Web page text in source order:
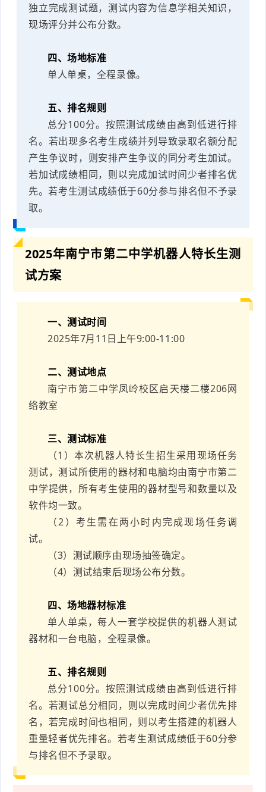
独立完成测试题，测试内容为信息学相关知识，
现场评分并公布分数。
四、场地标准
单人单桌，全程录像。
五、排名规则
总分100分。按照测试成绩由高到低进行排
名。若出现多名考生成绩并列导致录取名额分配
产生争议时，则安排产生争议的同分考生加试。
若加试成绩相同，则以完成加试时间少者排名优
先。若考生测试成绩低于60分参与排名但不予录
取。
2025年南宁市第二中学机器人特长生测
试方案
一、测试时间
2025年7月11日上午9:00-11:00
二、测试地点
南宁市第二中学凤岭校区启天楼二楼206网
络教室
三、测试标准
（1）本次机器人特长生招生采用现场任务
测试，测试所使用的器材和电脑均由南宁市第二
中学提供，所有考生使用的器材型号和数量以及
软件均一致。
（2）考生需在两小时内完成现场任务调
试。
（3）测试顺序由现场抽签确定。
（4）测试结束后现场公布分数。
四、场地器材标准
单人单桌，每人一套学校提供的机器人测试
器材和一台电脑，全程录像。
五、排名规则
总分100分。按照测试成绩由高到低进行排
名。若测试总分相同，则以完成时间少者优先排
名，若完成时间也相同，则以考生搭建的机器人
重量轻者优先排名。若考生测试成绩低于60分参
与排名但不予录取。